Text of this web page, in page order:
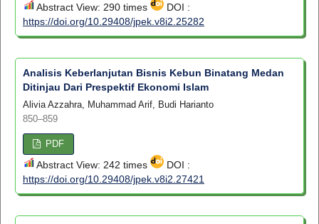
Abstract View: 290 times
DOI :
https://doi.org/10.29408/jpek.v8i2.25282
Analisis Keberlanjutan Bisnis Kebun Binatang Medan
Ditinjau Dari Prespektif Ekonomi Islam
Alivia Azzahra, Muhammad Arif, Budi Harianto
850–859
PDF
Abstract View: 242 times
DOI :
https://doi.org/10.29408/jpek.v8i2.27421